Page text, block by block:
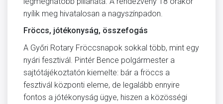
nyílik meg hivatalosan a nagyszínpadon.
Fröccs, jótékonyság, összefogás
A Győri Rotary Fröccsnapok sokkal több, mint egy
nyári fesztivál. Pintér Bence polgármester a
sajtótájékoztatón kiemelte: bár a fröccs a
fesztivál központi eleme, de legalább ennyire
fontos a jótékonyság ügye, hiszen a közösségi